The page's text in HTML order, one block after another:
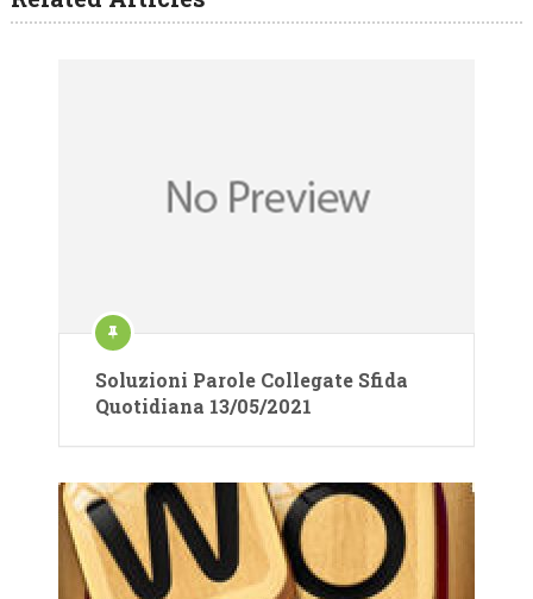
Soluzioni Parole Collegate Sfida
Quotidiana 13/05/2021